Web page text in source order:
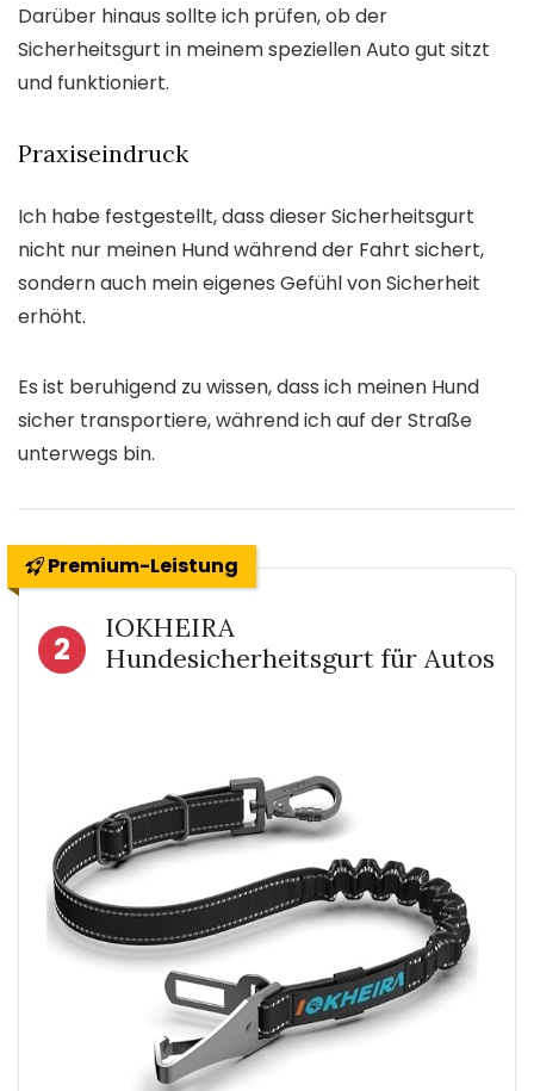
Darüber hinaus sollte ich prüfen, ob der
Sicherheitsgurt in meinem speziellen Auto gut sitzt
und funktioniert.
Praxiseindruck
Ich habe festgestellt, dass dieser Sicherheitsgurt
nicht nur meinen Hund während der Fahrt sichert,
sondern auch mein eigenes Gefühl von Sicherheit
erhöht.
Es ist beruhigend zu wissen, dass ich meinen Hund
sicher transportiere, während ich auf der Straße
unterwegs bin.
Premium-Leistung
2
IOKHEIRA
Hundesicherheitsgurt für Autos